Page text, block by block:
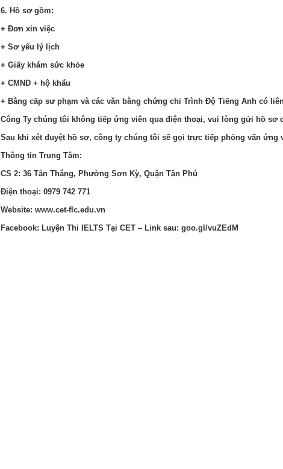
6. Hồ sơ gồm:
+ Đơn xin việc
+ Sơ yếu lý lịch
+ Giấy khám sức khỏe
+ CMND + hộ khẩu
+ Bằng cấp sư phạm và các văn bằng chứng chỉ Trình Độ Tiếng Anh có
Công Ty chúng tôi không tiếp ứng viên qua điện thoại, vui lòng gửi hồ sơ
Sau khi xét duyệt hồ sơ, công ty chúng tôi sẽ gọi trực tiếp phỏng vấn ứng
Thông tin Trung Tâm:
CS 2: 36 Tân Thắng, Phường Sơn Kỳ, Quận Tân Phú
Điện thoại: 0979 742 771
Website: www.cet-flc.edu.vn
Facebook: Luyện Thi IELTS Tại CET – Link sau: goo.gl/vuZEdM